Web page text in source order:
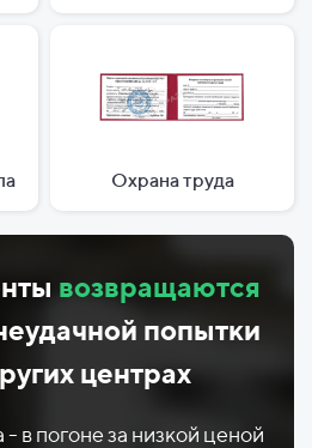
Охрана труда
возвращаются
попытки
центрах
в погоне за низкой ценой